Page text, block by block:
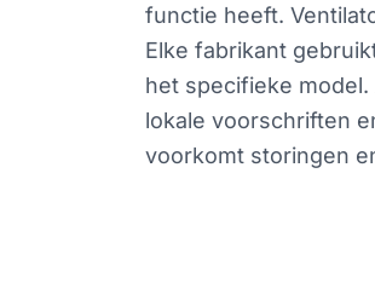
functie heeft.
Elke fabrikant
het specifieke
lokale voorschriften
voorkomt storingen